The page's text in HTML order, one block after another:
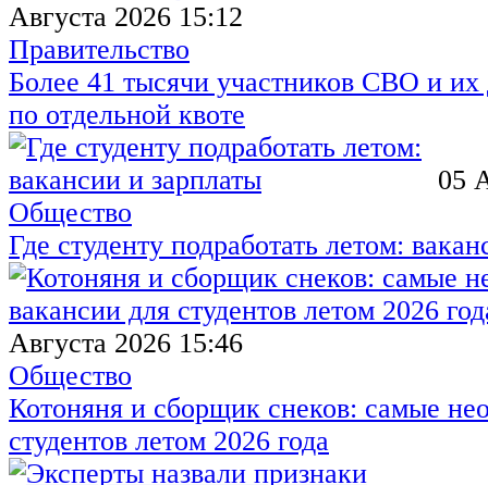
Августа 2026 15:12
Правительство
Более 41 тысячи участников СВО и их
по отдельной квоте
05
Общество
Где студенту подработать летом:
Августа 2026 15:46
Общество
Котоняня и сборщик снеков: самые
студентов летом 2026 года